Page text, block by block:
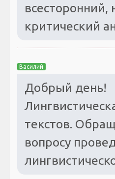
критический
Василий
Добрый день!
текстов.
вопросу